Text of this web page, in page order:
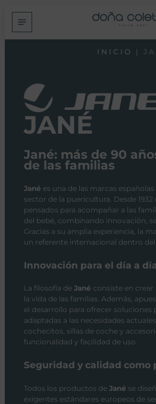
INICIO |
JANÉ
Jané: más de 90
de las familias
Jané es una de las marcas
sector de la puericultura. Desde
pensados para acompañar a las
del bebé, combinando innovación,
Gracias a su amplia experiencia, la
un referente internacional dentro
Innovación para el día a
La filosofía de Jané consiste en
la vida de las familias. Además,
el desarrollo para ofrecer soluciones
adaptadas a las necesidades
cochecitos, sillas de coche y
funcionalidad y facilidad de uso.
Seguridad y calidad como
Todos los productos de Jané se
exigentes estándares europeos de